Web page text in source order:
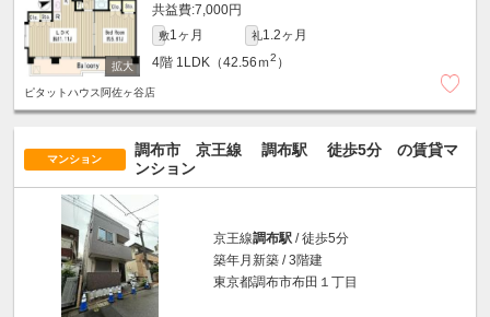
7,000円
敷1ヶ月 礼1.2ヶ月
4階 1LDK（42.56ｍ2 ）
ピタットハウス阿佐ヶ谷店
マンション
調布市 京王線 調布駅 徒歩5分 の賃貸マ
ンション
京王線調布駅 / 徒歩5分
築年月新築 / 3階建
東京都調布市布田１丁目